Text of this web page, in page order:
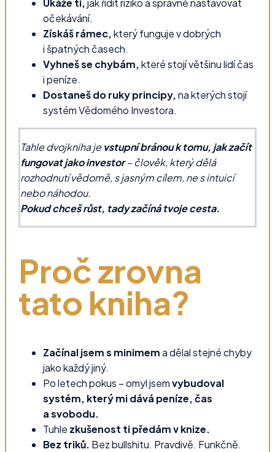
Ukáže ti,jak řídit riziko a správně nastavovat
očekávání.
Získáš rámec,který funguje v dobrých
i špatných časech.
Vyhneš se chybám,které stojí většinu lidí čas
i peníze.
Dostaneš do ruky principy,na kterých stojí
systém Vědomého Investora.
Tahle dvojkniha jevstupní bránou k tomu, jak začít
fungovat jako investor– člověk, který dělá
rozhodnutí vědomě, s jasným cílem, ne s intuicí
nebo náhodou.
Pokud chceš růst, tady začíná tvoje cesta.
Proč zrovna
tato kniha?
Začínal jsem s minimema dělal stejné chyby
jako každý jiný.
Po letech pokus – omyl jsemvybudoval
systém, který mi dává peníze, čas
a svobodu.
Tuhle zkušenost ti předám v knize.
Bez triků. Bez bullshitu. Pravdivě. Funkčně.